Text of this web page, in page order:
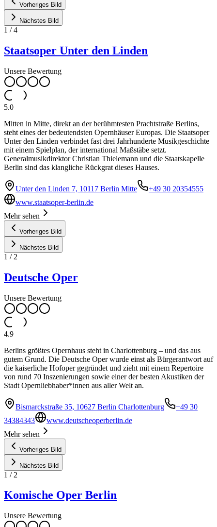
Vorheriges Bild
Nächstes Bild
1 /4
Staatsoper Unter den Linden
Unsere Bewertung
5.0
Mitten in Mitte, direkt an der berühmtesten Prachtstraße Berlins,
steht eines der bedeutendsten Opernhäuser Europas. Die Staatsoper
Unter den Linden verbindet fast drei Jahrhunderte Musikgeschichte
mit einem Spielplan, der international Maßstäbe setzt.
Generalmusikdirektor Christian Thielemann und die Staatskapelle
Berlin sind das klangliche Rückgrat dieses Hauses.
Unter den Linden 7, 10117 Berlin Mitte
+49 30 20354555
www.staatsoper-berlin.de
Mehr sehen
Vorheriges Bild
Nächstes Bild
1 / 2
Deutsche Oper
Unsere Bewertung
4.9
Berlins größtes Opernhaus steht in Charlottenburg – und das aus
gutem Grund. Die Deutsche Oper wurde einst als Bürgerantwort auf
die kaiserliche Hofoper gegründet und zieht mit einem Repertoire
von rund 70 Inszenierungen sowie einer der besten Akustiken der
Stadt Opernliebhaber*innen aus aller Welt an.
Bismarckstraße 35, 10627 Berlin Charlottenburg
+49 30
34384343
www.deutscheoperberlin.de
Mehr sehen
Vorheriges Bild
Nächstes Bild
1 / 2
Komische Oper Berlin
Unsere Bewertung